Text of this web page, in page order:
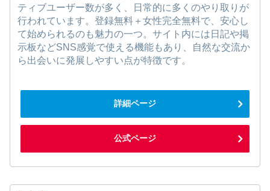
ティブユーザー数が多く、日常的に多くのやり取りが
行われています。登録無料＋女性完全無料で、安心し
て始められるのも魅力の一つ。サイト内には日記や掲
示板などSNS感覚で使える機能もあり、自然な交流か
ら出会いに発展しやすい点が特徴です。
詳細ページ
公式ページ